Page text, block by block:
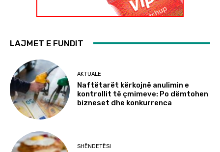
LAJMET E FUNDIT
AKTUALE
Naftëtarët kërkojnë anulimin e
kontrollit të çmimeve: Po dëmtohen
bizneset dhe konkurrenca
SHËNDETËSI